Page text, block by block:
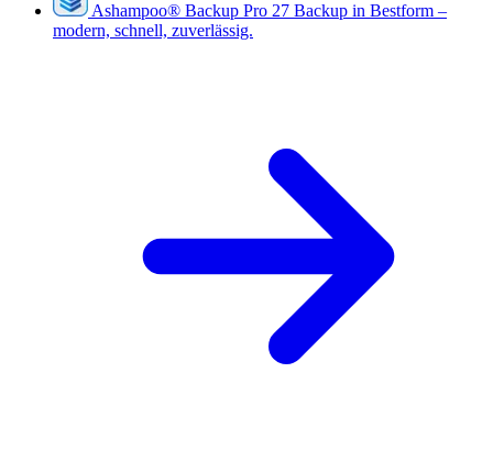
Ashampoo® Backup Pro 27 Backup in Bestform –
modern, schnell, zuverlässig.